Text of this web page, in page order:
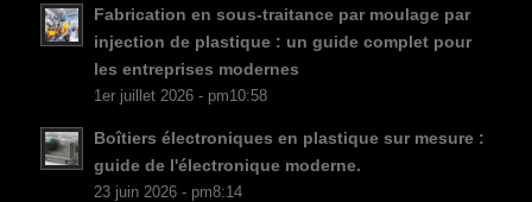
Fabrication en sous-traitance par moulage par
injection de plastique : un guide complet pour
les entreprises modernes
1er juillet 2026 - pm10:58
Boîtiers électroniques en plastique sur mesure :
guide de l'électronique moderne.
23 juin 2026 - pm8:14
PT
CS
DA
FI